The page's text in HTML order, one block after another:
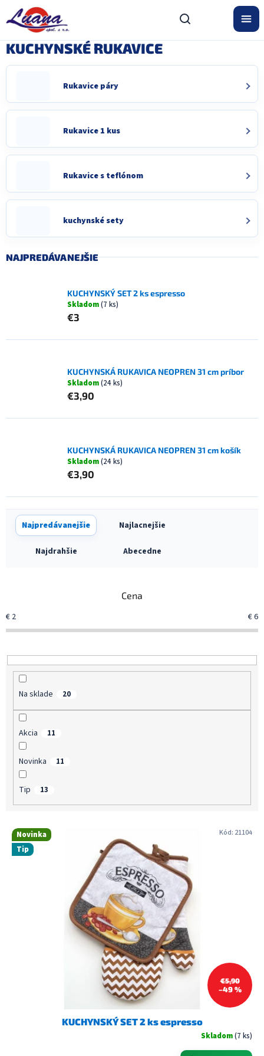
obsah
KUCHYNSKÉ RUKAVICE
Rukavice páry
Rukavice 1 kus
Rukavice s teflónom
kuchynské sety
NAJPREDÁVANEJŠIE
KUCHYNSKÝ SET 2 ks espresso
Skladom(7 ks)
€3
KUCHYNSKÁ RUKAVICA NEOPREN 31 cm príbor
Skladom(24 ks)
€3,90
KUCHYNSKÁ RUKAVICA NEOPREN 31 cm košík
Skladom(24 ks)
€3,90
R
a
p
u
k
t
v
Najpredávanejšie Najlacnejšie
Najdrahšie Abecedne
Cena
€ 2 €6
Na sklade 20
Akcia 11
Novinka 11
Tip 13
p
Novinka
Tip
€5,90
–49 %
KUCHYNSKÝ SET 2 ks espresso
Skladom(7 ks)
Kód: 21104